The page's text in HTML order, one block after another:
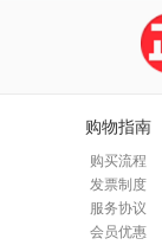
购物指南
购买流程
发票制度
服务协议
会员优惠